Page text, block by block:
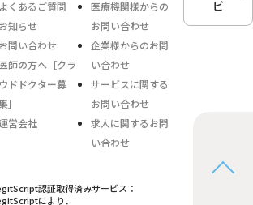
よくあるご質問
お知らせ
お問い合わせ
師の方へ［クラ
ウドドクター募
］
営会社
医療機関様からの
お問い合わせ
企業様からのお問
い合わせ
サービスに関する
お問い合わせ
求人に関するお問
い合わせ
ビ
認証取得済みサービス：
により、